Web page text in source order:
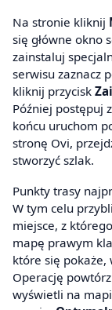
Na stronie kliknij
się główne okno
zainstaluj
serwisu zaznacz
kliknij przycisk
Później postępuj
końcu uruchom
stronę Ovi,
stworzyć szlak.
Punkty trasy
W tym celu
miejsce, z
mapę prawym
które się pokaże,
Operację
wyświetli na